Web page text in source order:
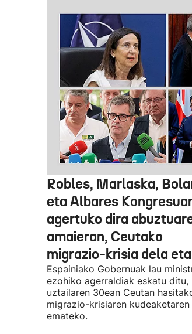
Robles, Marlaska,
eta Albares
agertuko dira
amaieran, Ceutako
migrazio-krisia dela eta
Espainiako Gobernuak lau
ezohiko agerraldiak eskatu ditu,
uztailaren 30ean Ceutan
migrazio-krisiaren kudeaketaren
emateko.